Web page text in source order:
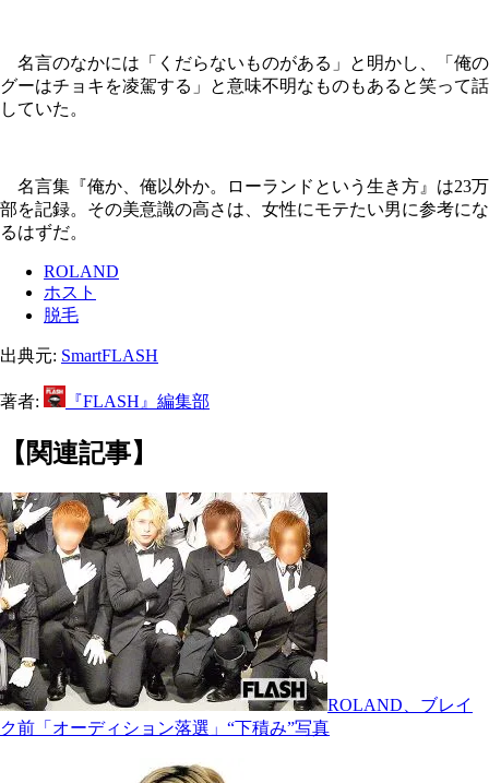
名言のなかには「くだらないものがある」と明かし、「俺の
グーはチョキを凌駕する」と意味不明なものもあると笑って話
していた。
名言集『俺か、俺以外か。ローランドという生き方』は23万
部を記録。その美意識の高さは、女性にモテたい男に参考にな
るはずだ。
ROLAND
ホスト
脱毛
出典元: SmartFLASH
著者: 『FLASH』編集部
【関連記事】
ROLAND、ブレイ
ク前「オーディション落選」“下積み”写真